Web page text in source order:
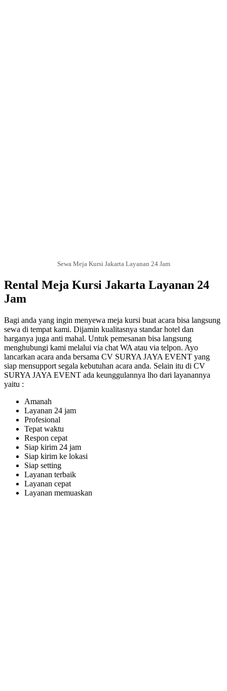
Sewa Meja Kursi Jakarta Layanan 24 Jam
Rental Meja Kursi Jakarta Layanan 24
Jam
Bagi anda yang ingin menyewa meja kursi buat acara bisa langsung
sewa di tempat kami. Dijamin kualitasnya standar hotel dan
harganya juga anti mahal. Untuk pemesanan bisa langsung
menghubungi kami melalui via chat WA atau via telpon. Ayo
lancarkan acara anda bersama CV SURYA JAYA EVENT yang
siap mensupport segala kebutuhan acara anda. Selain itu di CV
SURYA JAYA EVENT ada keunggulannya lho dari layanannya
yaitu :
Amanah
Layanan 24 jam
Profesional
Tepat waktu
Respon cepat
Siap kirim 24 jam
Siap kirim ke lokasi
Siap setting
Layanan terbaik
Layanan cepat
Layanan memuaskan